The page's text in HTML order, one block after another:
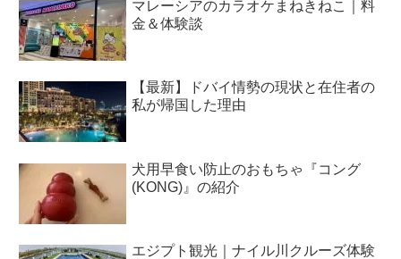
マレーシアのカラオケまねきねこ｜料
金＆体験談
【最新】ドバイ情勢の現状と在住者の
私が帰国した理由
犬用早食い防止のおもちゃ『コング
(KONG)』の紹介
エジプト観光｜ナイル川クルーズ体験